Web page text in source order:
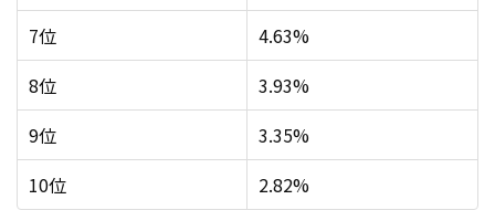
7位
4.63%
8位
3.93%
9位
3.35%
10位
2.82%